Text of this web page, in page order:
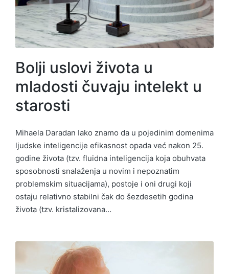
Bolji uslovi života u
mladosti čuvaju intelekt u
starosti
Mihaela Daradan Iako znamo da u pojedinim domenima
ljudske inteligencije efikasnost opada već nakon 25.
godine života (tzv. fluidna inteligencija koja obuhvata
sposobnosti snalaženja u novim i nepoznatim
problemskim situacijama), postoje i oni drugi koji
ostaju relativno stabilni čak do šezdesetih godina
života (tzv. kristalizovana…